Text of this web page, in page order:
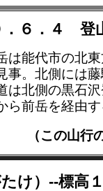
．６．４ 登
は能代市の北
事。北側には
は北側の黒石
ら前岳を経由
（この山
け）--標高